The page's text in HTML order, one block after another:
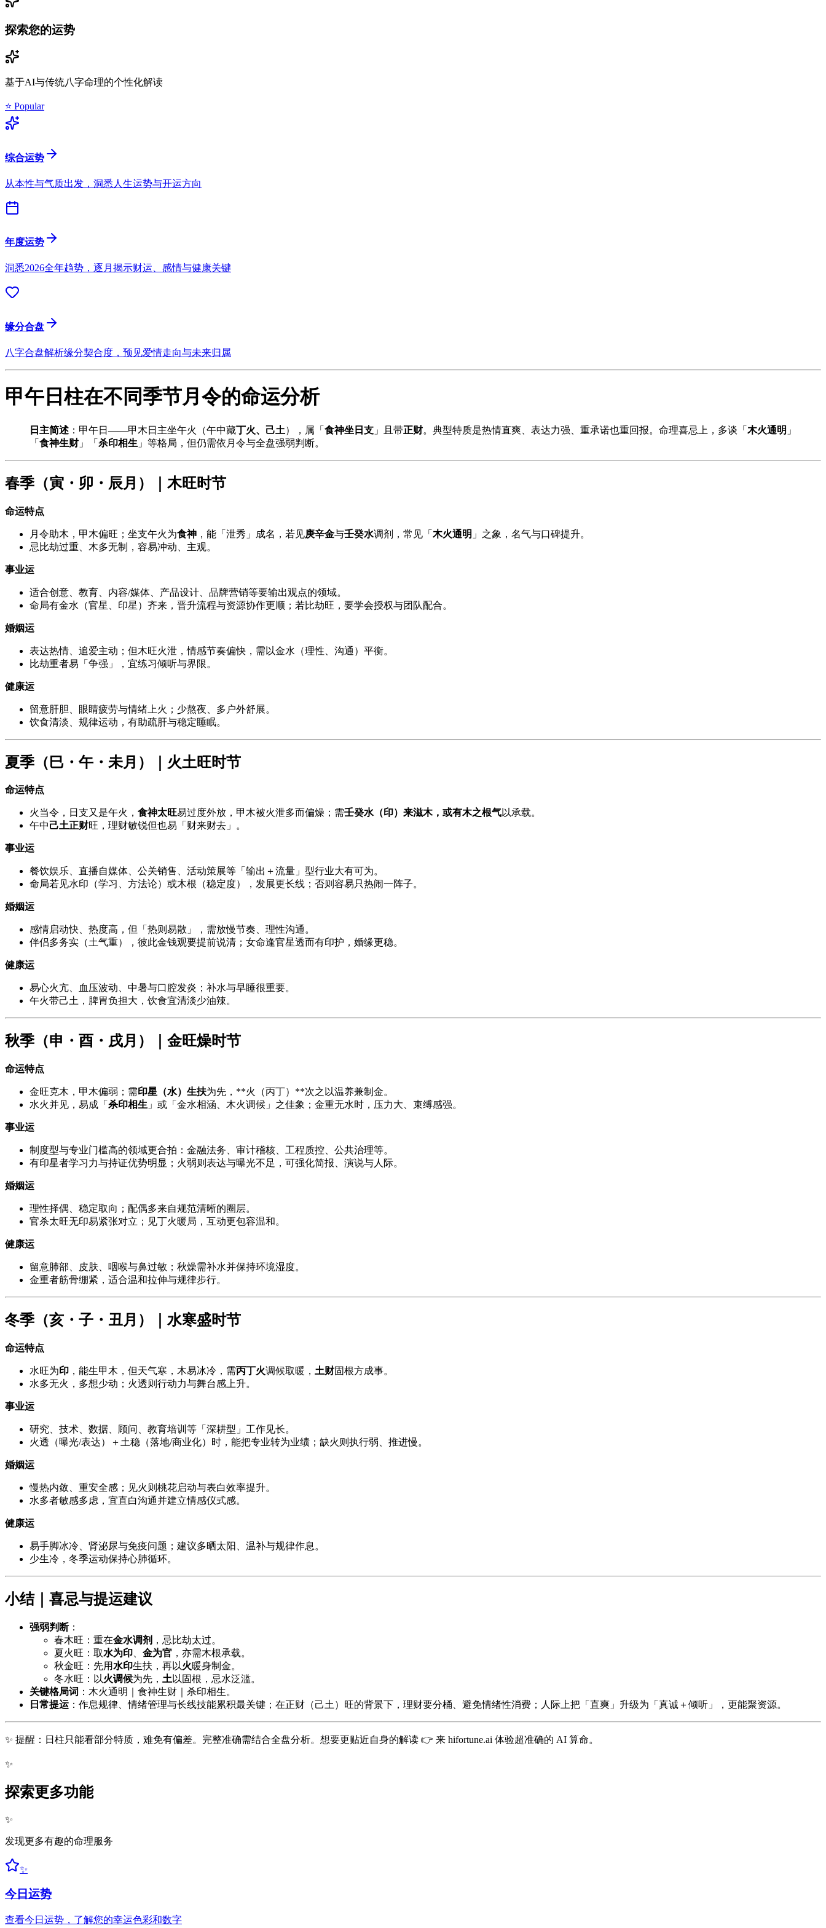
探索您的运势
基于AI与传统八字命理的个性化解读
⭐ Popular
综合运势
从本性与气质出发，洞悉人生运势与开运方向
年度运势
洞悉2026全年趋势，逐月揭示财运、感情与健康关键
缘分合盘
八字合盘解析缘分契合度，预见爱情走向与未来归属
甲午日柱在不同季节月令的命运分析
日主简述 ：甲午日——甲木日主坐午火（午中藏丁火、己土），属「 食神坐日支 」且带正财。典型特质是热情直爽、表达力强、重承诺也重回报。命理喜忌上，多谈「 木火通明 」
「 食神生财 」「 杀印相生 」等格局，但仍需依月令与全盘强弱判断。
春季（寅・卯・辰月）｜木旺时节
命运特点
月令助木，甲木偏旺；坐支午火为食神 ，能「泄秀」成名，若见庚辛金与壬癸水调剂，常见「 木火通明 」之象，名气与口碑提升。
忌比劫过重、木多无制，容易冲动、主观。
事业运
适合创意、教育、内容/媒体、产品设计、品牌营销等要输出观点的领域。
命局有金水（官星、印星）齐来，晋升流程与资源协作更顺；若比劫旺，要学会授权与团队配合。
婚姻运
表达热情、追爱主动；但木旺火泄，情感节奏偏快，需以金水（理性、沟通）平衡。
比劫重者易「争强」，宜练习倾听与界限。
健康运
留意肝胆、眼睛疲劳与情绪上火；少熬夜、多户外舒展。
饮食清淡、规律运动，有助疏肝与稳定睡眠。
夏季（巳・午・未月）｜火土旺时节
命运特点
火当令，日支又是午火， 食神太旺易过度外放，甲木被火泄多而偏燥；需壬癸水（印） 来滋木，或有木之根气以承载。
午中己土正财旺，理财敏锐但也易「财来财去」。
事业运
餐饮娱乐、直播自媒体、公关销售、活动策展等「输出＋流量」型行业大有可为。
命局若见水印（学习、方法论）或木根（稳定度），发展更长线；否则容易只热闹一阵子。
婚姻运
感情启动快、热度高，但「热则易散」，需放慢节奏、理性沟通。
伴侣多务实（土气重），彼此金钱观要提前说清；女命逢官星透而有印护，婚缘更稳。
健康运
易心火亢、血压波动、中暑与口腔发炎；补水与早睡很重要。
午火带己土，脾胃负担大，饮食宜清淡少油辣。
秋季（申・酉・戌月）｜金旺燥时节
命运特点
金旺克木，甲木偏弱；需印星（水）生扶为先，**火（丙丁）**次之以温养兼制金。
水火并见，易成「 杀印相生 」或「金水相涵、木火调候」之佳象；金重无水时，压力大、束缚感强。
事业运
制度型与专业门槛高的领域更合拍：金融法务、审计稽核、工程质控、公共治理等。
有印星者学习力与持证优势明显；火弱则表达与曝光不足，可强化简报、演说与人际。
婚姻运
理性择偶、稳定取向；配偶多来自规范清晰的圈层。
官杀太旺无印易紧张对立；见丁火暖局，互动更包容温和。
健康运
留意肺部、皮肤、咽喉与鼻过敏；秋燥需补水并保持环境湿度。
金重者筋骨绷紧，适合温和拉伸与规律步行。
冬季（亥・子・丑月）｜水寒盛时节
命运特点
水旺为印 ，能生甲木，但天气寒，木易冰冷，需丙丁火调候取暖， 土财固根方成事。
水多无火，多想少动；火透则行动力与舞台感上升。
事业运
研究、技术、数据、顾问、教育培训等「深耕型」工作见长。
火透（曝光/表达）＋土稳（落地/商业化）时，能把专业转为业绩；缺火则执行弱、推进慢。
婚姻运
慢热内敛、重安全感；见火则桃花启动与表白效率提升。
水多者敏感多虑，宜直白沟通并建立情感仪式感。
健康运
易手脚冰冷、肾泌尿与免疫问题；建议多晒太阳、温补与规律作息。
少生冷，冬季运动保持心肺循环。
小结｜喜忌与提运建议
强弱判断：
春木旺：重在金水调剂 ，忌比劫太过。
夏火旺：取水为印 金为官 ，亦需木根承载。
秋金旺：先用 水印生扶，再以火暖身制金。
冬水旺：以火调候为先， 土 以固根，忌水泛滥。
关键格局词 ：木火通明｜食神生财｜杀印相生。
日常提运 ：作息规律、情绪管理与长线技能累积最关键；在正财（己土）旺的背景下，理财要分桶、避免情绪性消费；人际上把「直爽」升级为「真诚＋倾听」，更能聚资源。
✨ 提醒：日柱只能看部分特质，难免有偏差。完整准确需结合全盘分析。想要更贴近自身的解读 👉 来 hifortune.ai 体验超准确的 AI 算命。
✨
探索更多功能
✨
发现更多有趣的命理服务
✨
今日运势
查看今日运势，了解您的幸运色彩和数字